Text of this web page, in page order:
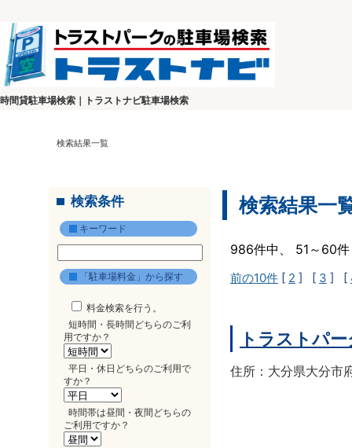
時間貸駐車場検索｜トラストナビ駐車場検索
検索結果一覧
検索条件
キーワード
「駐車場料金」から探す
料金検索を行う。
短時間・長時間どちらのご利
用ですか？
平日・休日どちらのご利用で
すか？
時間帯は昼間・夜間どちらの
ご利用ですか？
検索結果一
986件中、 51～60
前の10件 [ 2 ] [ 3 ] [
トラストパ
住所：大分県大分市